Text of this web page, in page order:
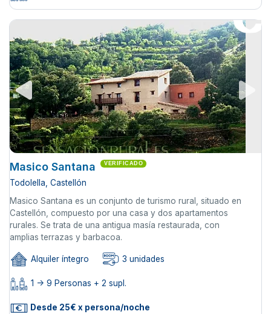
Masico Santana VERIFICADO
Todolella, Castellón
Masico Santana es un conjunto de turismo rural, situado en
Castellón, compuesto por una casa y dos apartamentos
rurales. Se trata de una antigua masía restaurada, con
amplias terrazas y barbacoa.
Alquiler íntegro 3 unidades
1 -> 9 Personas + 2 supl.
Desde 25€ x persona/noche